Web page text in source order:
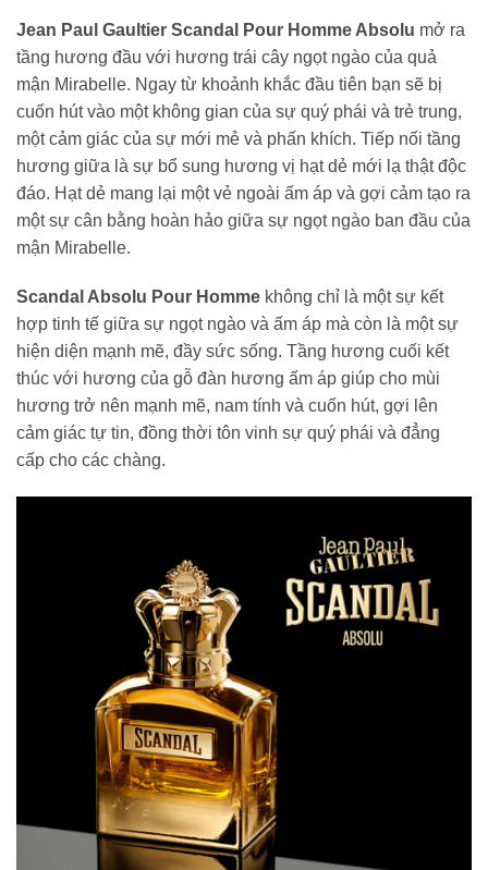
Jean Paul Gaultier Scandal Pour Homme Absolu mở ra
tầng hương đầu với hương trái cây ngọt ngào của quả
mận Mirabelle. Ngay từ khoảnh khắc đầu tiên bạn sẽ bị
cuốn hút vào một không gian của sự quý phái và trẻ trung,
một cảm giác của sự mới mẻ và phấn khích. Tiếp nối tầng
hương giữa là sự bổ sung hương vị hạt dẻ mới lạ thật độc
đáo. Hạt dẻ mang lại một vẻ ngoài ấm áp và gợi cảm tạo ra
một sự cân bằng hoàn hảo giữa sự ngọt ngào ban đầu của
mận Mirabelle.
Scandal Absolu Pour Homme không chỉ là một sự kết
hợp tinh tế giữa sự ngọt ngào và ấm áp mà còn là một sự
hiện diện mạnh mẽ, đầy sức sống. Tầng hương cuối kết
thúc với hương của gỗ đàn hương ấm áp giúp cho mùi
hương trở nên mạnh mẽ, nam tính và cuốn hút, gợi lên
cảm giác tự tin, đồng thời tôn vinh sự quý phái và đẳng
cấp cho các chàng.